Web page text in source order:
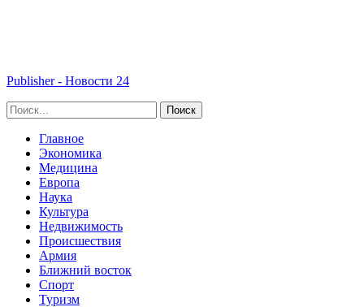
Publisher - Новости 24
Главное
Экономика
Медицина
Европа
Наука
Культура
Недвижимость
Происшествия
Армия
Ближний восток
Спорт
Туризм